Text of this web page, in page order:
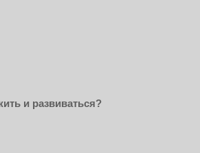
и развиваться?